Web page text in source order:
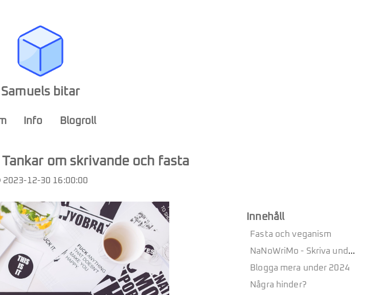
Samuels bitar
Info Blogroll
om skrivande och fasta
2023-12-30 16:00:00
Innehåll
Fasta och veganism
NaNoWriMo - Skriva under november
Blogga mera under 2024
Några hinder?